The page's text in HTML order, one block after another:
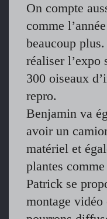
On compte
comme
beaucoup
réaliser l’expo
300 oiseaux
repro.
Benjamin va
avoir un
matériel et
plantes
Patrick se
montage vidéo